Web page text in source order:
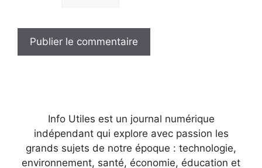
Info Utiles est un journal numérique
indépendant qui explore avec passion les
grands sujets de notre époque : technologie,
environnement, santé, économie, éducation et